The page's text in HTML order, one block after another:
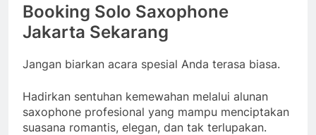
Booking Solo Saxophone
Jakarta Sekarang
Jangan biarkan acara spesial Anda terasa biasa.
Hadirkan sentuhan kemewahan melalui alunan
saxophone profesional yang mampu menciptakan
suasana romantis, elegan, dan tak terlupakan.